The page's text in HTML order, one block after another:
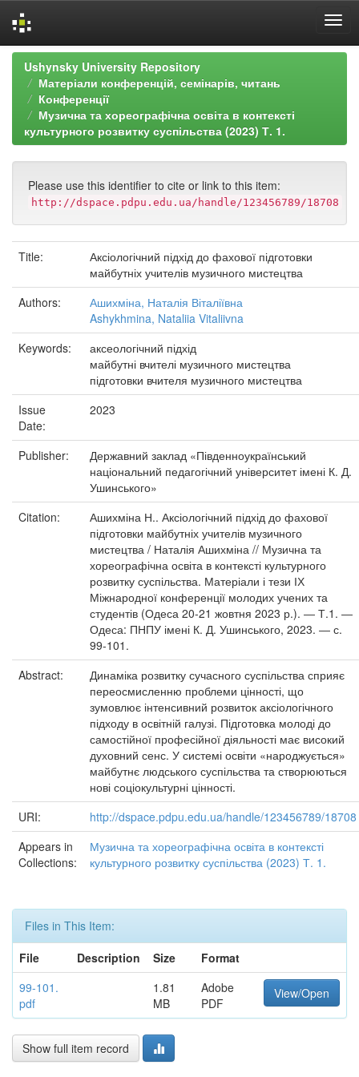
Skip
navigation
Ushynsky University Repository
Матеріали конференцій, семінарів, читань
Конференції
Музична та хореографічна освіта в контексті
культурного розвитку суспільства (2023) Т. 1.
Please use this identifier to cite or link to this item:
http://dspace.pdpu.edu.ua/handle/123456789/18708
Title:
Аксіологічний підхід до фахової підготовки
майбутніх учителів музичного мистецтва
Authors:
Ашихміна, Наталія Віталіївна
Ashykhmina, Nataliia Vitaliivna
Keywords:
аксеологічний підхід
майбутні вчителі музичного мистецтва
підготовки вчителя музичного мистецтва
Issue
Date:
2023
Publisher:
Державний заклад «Південноукраїнський
національний педагогічний університет імені К. Д.
Ушинського»
Citation:
Ашихміна Н.. Аксіологічний підхід до фахової
підготовки майбутніх учителів музичного
мистецтва / Наталія Ашихміна // Музична та
хореографічна освіта в контексті культурного
розвитку суспільства. Матеріали і тези ІХ
Міжнародної конференції молодих учених та
студентів (Одеса 20-21 жовтня 2023 р.). ― Т.1. ―
Одеса: ПНПУ імені К. Д. Ушинського, 2023. ― с.
99-101.
Abstract:
Динаміка розвитку сучасного суспільства сприяє
переосмисленню проблеми цінності, що
зумовлює інтенсивний розвиток аксіологічного
підходу в освітній галузі. Підготовка молоді до
самостійної професійної діяльності має високий
духовний сенс. У системі освіти «народжується»
майбутнє людського суспільства та створюються
нові соціокультурні цінності.
URI:
http://dspace.pdpu.edu.ua/handle/123456789/18708
Appears in
Collections:
Музична та хореографічна освіта в контексті
культурного розвитку суспільства (2023) Т. 1.
Files in This Item:
File
Description Size
Format
99-101.
pdf
1.81
MB
Adobe
PDF
View/Open
Show full item record